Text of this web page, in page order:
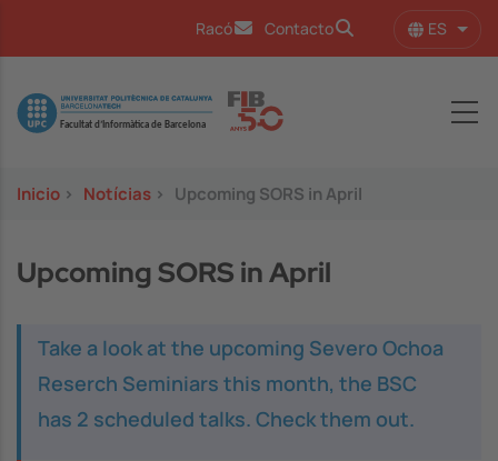
Racó Contacto ES
Image
Inicio > Notícias > Upcoming SORS in April
Upcoming SORS in April
Take a look at the upcoming Severo Ochoa
Reserch Seminiars this month, the BSC
has 2 scheduled talks. Check them out.